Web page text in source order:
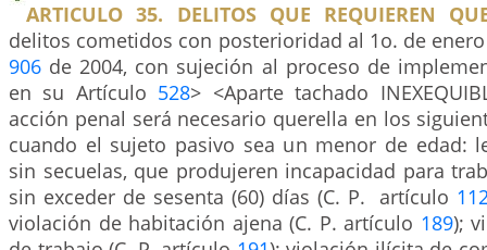
ARTICULO 35. DELITOS QUE REQUIEREN
delitos cometidos con posterioridad al 1o. de
906 de 2004, con sujeción al proceso de
en su Artículo 528> <Aparte tachado
acción penal será necesario querella en los
cuando el sujeto pasivo sea un menor de edad:
sin secuelas, que produjeren incapacidad para
sin exceder de sesenta (60) días (C. P. artículo
violación de habitación ajena (C. P. artículo 189);